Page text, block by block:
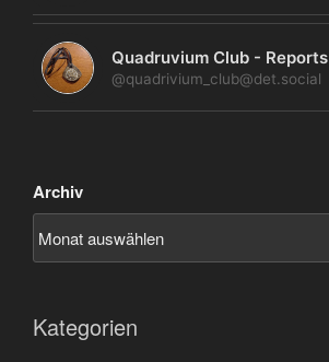
Quadruvium Club - Reports
@quadrivium_club@det.social
Archiv
Kategorien